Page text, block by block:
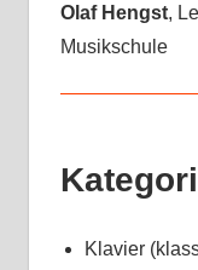
Olaf Hengst,
Musikschule
Klavier